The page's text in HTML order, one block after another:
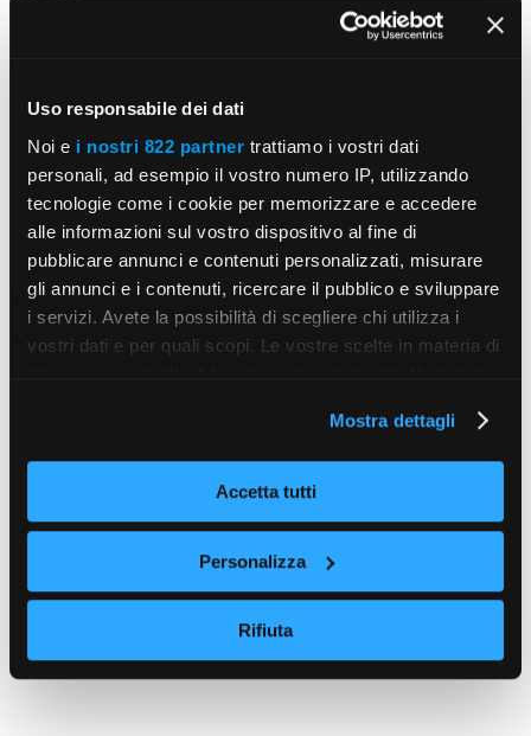
Uso responsabile dei dati
Noi e i nostri 822 partner trattiamo i vostri dati
personali, ad esempio il vostro numero IP, utilizzando
tecnologie come i cookie per memorizzare e accedere
alle informazioni sul vostro dispositivo al fine di
pubblicare annunci e contenuti personalizzati, misurare
gli annunci e i contenuti, ricercare il pubblico e sviluppare
i servizi. Avete la possibilità di scegliere chi utilizza i
vostri dati e per quali scopi. Le vostre scelte in materia di
modificare o revocare il proprio consenso in qualsiasi
momento dalla Dichiarazione sui cookie o facendo clic
sull'icona di attivazione della privacy.
raccogliere informazioni sulla tua posizione
geografica, con un'approssimazione di qualche
Identificare il tuo dispositivo, scansionandolo
Mostra dettagli
Accetta tutti
Personalizza
Rifiuta